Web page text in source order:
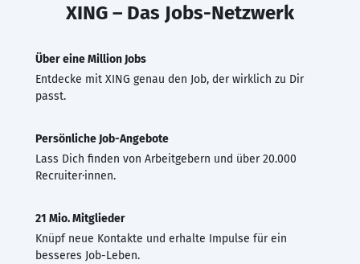
XING – Das Jobs-Netzwerk
Über eine Million Jobs
Entdecke mit XING genau den Job, der wirklich zu Dir
passt.
Persönliche Job-Angebote
Lass Dich finden von Arbeitgebern und über 20.000
Recruiter·innen.
21 Mio. Mitglieder
Knüpf neue Kontakte und erhalte Impulse für ein
besseres Job-Leben.